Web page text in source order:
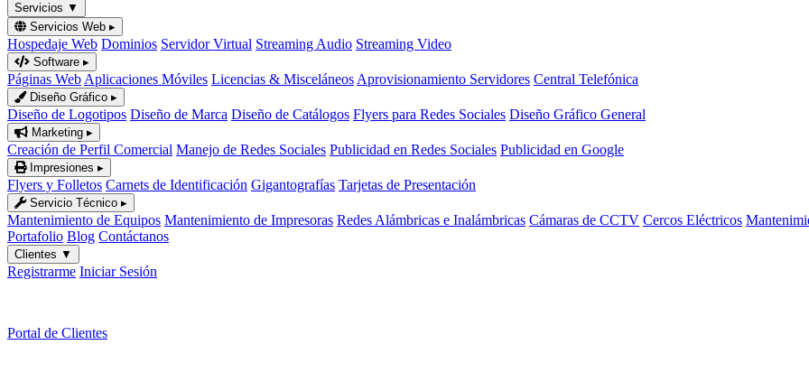
Servicios ▼
Servicios Web ▸
Hospedaje Web Dominios Servidor Virtual Streaming Audio Streaming Video
Software ▸
Páginas Web Aplicaciones Móviles Licencias & Misceláneos Aprovisionamiento Servidores Central Telefónica
Diseño Gráfico ▸
Diseño de Logotipos Diseño de Marca Diseño de Catálogos Flyers para Redes Sociales Diseño Gráfico General
Marketing ▸
Creación de Perfil Comercial Manejo de Redes Sociales Publicidad en Redes Sociales Publicidad en Google
Impresiones ▸
Flyers y Folletos Carnets de Identificación Gigantografías Tarjetas de Presentación
Servicio Técnico ▸
Mantenimiento de Equipos Mantenimiento de Impresoras Redes Alámbricas e Inalámbricas Cámaras de CCTV Cercos Eléctricos
Portafolio Blog Contáctanos
Clientes ▼
Registrarme Iniciar Sesión
Portal de Clientes